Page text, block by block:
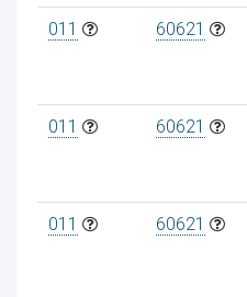
011 60621
011 60621
011 60621